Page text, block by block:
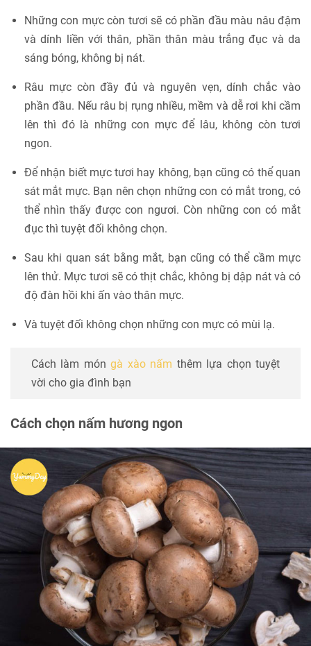
Những con mực còn tươi sẽ có phần đầu màu nâu đậm
và dính liền với thân, phần thân màu trắng đục và da
sáng bóng, không bị nát.
Râu mực còn đầy đủ và nguyên vẹn, dính chắc vào
phần đầu. Nếu râu bị rụng nhiều, mềm và dễ rơi khi cầm
lên thì đó là những con mực để lâu, không còn tươi
ngon.
Để nhận biết mực tươi hay không, bạn cũng có thể quan
sát mắt mực. Bạn nên chọn những con có mắt trong, có
thể nhìn thấy được con ngươi. Còn những con có mắt
đục thì tuyệt đối không chọn.
Sau khi quan sát bằng mắt, bạn cũng có thể cầm mực
lên thử. Mực tươi sẽ có thịt chắc, không bị dập nát và có
độ đàn hồi khi ấn vào thân mực.
Và tuyệt đối không chọn những con mực có mùi lạ.
Cách làm móngà xào nấm thêm lựa chọn tuyệt
vời cho gia đình bạn
Cách chọn nấm hương ngon